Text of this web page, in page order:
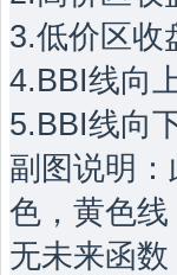
3.低价区收
4.BBI线向
5.BBI线向
副图说明
色，黄色
无未来函数